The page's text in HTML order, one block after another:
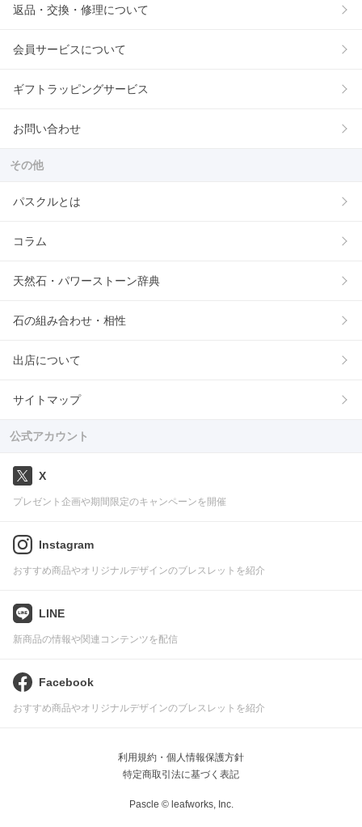
返品・交換・修理について
会員サービスについて
ギフトラッピングサービス
お問い合わせ
その他
パスクルとは
コラム
天然石・パワーストーン辞典
石の組み合わせ・相性
出店について
サイトマップ
公式アカウント
X
プレゼント企画や期間限定のキャンペーンを開催
Instagram
おすすめ商品やオリジナルデザインのブレスレットを紹介
LINE
新商品の情報や関連コンテンツを配信
Facebook
おすすめ商品やオリジナルデザインのブレスレットを紹介
利用規約・個人情報保護方針
特定商取引法に基づく表記
Pascle © leafworks, Inc.